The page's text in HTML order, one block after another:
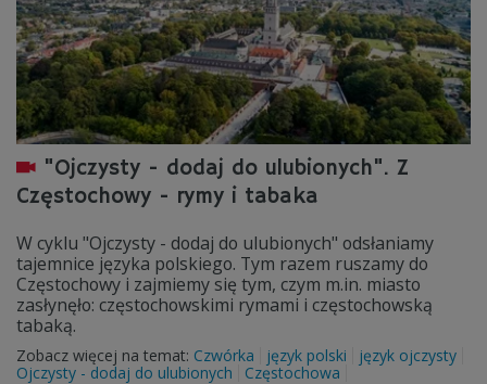
"Ojczysty - dodaj do ulubionych". Z
Częstochowy - rymy i tabaka
W cyklu "Ojczysty - dodaj do ulubionych" odsłaniamy
tajemnice języka polskiego. Tym razem ruszamy do
Częstochowy i zajmiemy się tym, czym m.in. miasto
zasłynęło: częstochowskimi rymami i częstochowską
tabaką.
Zobacz więcej na temat: Czwórka język polski
język ojczysty
Ojczysty - dodaj do ulubionych
Częstochowa